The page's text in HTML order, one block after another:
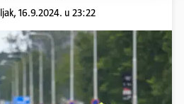
16.9.2024. u 23:22